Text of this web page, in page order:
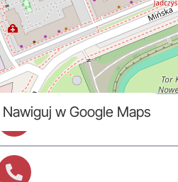
Nawiguj w Google Maps

